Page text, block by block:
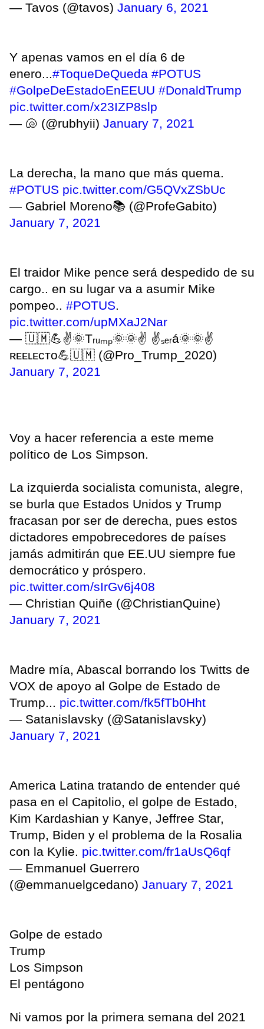
— Tavos (@tavos) January 6, 2021
Y apenas vamos en el día 6 de
enero...#ToqueDeQueda #POTUS
#GolpeDeEstadoEnEEUU #DonaldTrump
pic.twitter.com/x23IZP8slp
— 🐚 (@rubhyii) January 7, 2021
La derecha, la mano que más quema.
#POTUS pic.twitter.com/G5QVxZSbUc
— Gabriel Moreno📚 (@ProfeGabito)
January 7, 2021
El traidor Mike pence será despedido de su
cargo.. en su lugar va a asumir Mike
pompeo.. #POTUS.
pic.twitter.com/upMXaJ2Nar
— 🇺🇲💪✌️🌞Tᵣᵤₘₚ🌞🌞✌️ ✌️ₛₑᵣá🌞🌞✌️
ʀᴇᴇʟᴇᴄᴛᴏ💪🇺🇲 (@Pro_Trump_2020)
January 7, 2021
Voy a hacer referencia a este meme
político de Los Simpson.
La izquierda socialista comunista, alegre,
se burla que Estados Unidos y Trump
fracasan por ser de derecha, pues estos
dictadores empobrecedores de países
jamás admitirán que EE.UU siempre fue
democrático y próspero.
pic.twitter.com/sIrGv6j408
— Christian Quiñe (@ChristianQuine)
January 7, 2021
Madre mía, Abascal borrando los Twitts de
VOX de apoyo al Golpe de Estado de
Trump... pic.twitter.com/fk5fTb0Hht
— Satanislavsky (@Satanislavsky)
January 7, 2021
America Latina tratando de entender qué
pasa en el Capitolio, el golpe de Estado,
Kim Kardashian y Kanye, Jeffree Star,
Trump, Biden y el problema de la Rosalia
con la Kylie. pic.twitter.com/fr1aUsQ6qf
— Emmanuel Guerrero
(@emmanuelgcedano) January 7, 2021
Golpe de estado
Trump
Los Simpson
El pentágono
Ni vamos por la primera semana del 2021